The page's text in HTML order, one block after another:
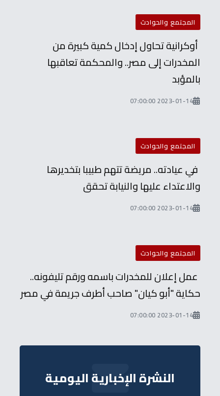
المجتمع والحوادث
أوكرانية تحاول إدخال كمية كبيرة من
المخدرات إلى مصر.. والمحكمة تعاقبها
بالمؤبد
2023-01-14 07:00:00
المجتمع والحوادث
في عيادته.. مريضة تتهم طبيبا بتخديرها
والاعتداء عليها والنيابة تحقق
2023-01-14 07:00:00
المجتمع والحوادث
عمل إعلان للمخدرات باسمه ورقم تليفونه..
حكاية "أبو كيان" صاحب أطرف جريمة في مصر
2023-01-14 07:00:00
النشرة الإخبارية اليومية